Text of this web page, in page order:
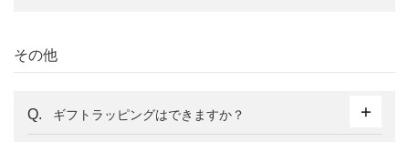
その他
ギフトラッピングはできますか？